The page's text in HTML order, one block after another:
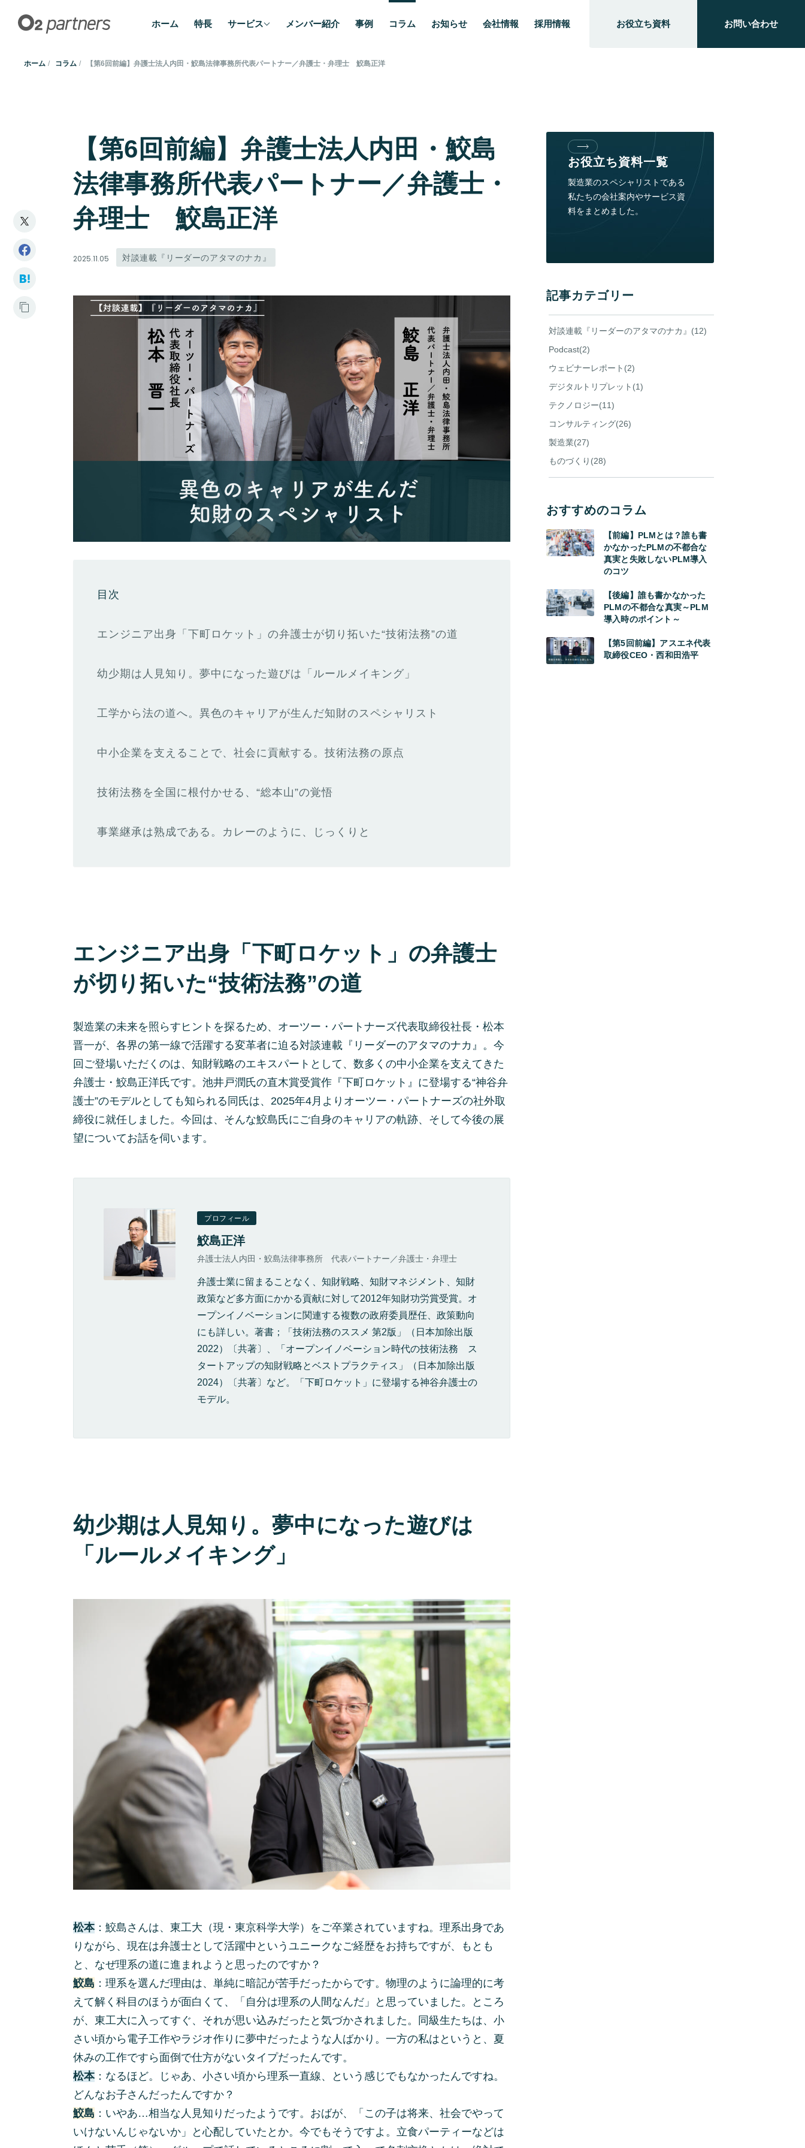
ホーム 特長 サービス メンバー紹介 事例 コラム お知らせ 会社情報 採用情報 お役立ち資料 お問い合わせ
ホーム コラム 【第6回前編】弁護士法人内田・鮫島法律事務所代表パートナー／弁護士・弁理士 鮫島正洋
【第6回前編】弁護士法人内田・鮫島
法律事務所代表パートナー／弁護士・
弁理士 鮫島正洋
2025.11.05 対談連載『リーダーのアタマのナカ』
目次
エンジニア出身「下町ロケット」の弁護士が切り拓いた“技術法務”の道
幼少期は人見知り。夢中になった遊びは「ルールメイキング」
工学から法の道へ。異色のキャリアが生んだ知財のスペシャリスト
中小企業を支えることで、社会に貢献する。技術法務の原点
技術法務を全国に根付かせる、“総本山”の覚悟
事業継承は熟成である。カレーのように、じっくりと
エンジニア出身「下町ロケット」の弁護士
が切り拓いた“技術法務”の道
製造業の未来を照らすヒントを探るため、オーツー・パートナーズ代表取締役社長・松本
晋一が、各界の第一線で活躍する変革者に迫る対談連載『リーダーのアタマのナカ』。今
回ご登場いただくのは、知財戦略のエキスパートとして、数多くの中小企業を支えてきた
弁護士・鮫島正洋氏です。池井戸潤氏の直木賞受賞作『下町ロケット』に登場する“神谷弁
護士”のモデルとしても知られる同氏は、2025年4月よりオーツー・パートナーズの社外取
締役に就任しました。今回は、そんな鮫島氏にご自身のキャリアの軌跡、そして今後の展
望についてお話を伺います。
プロフィール
鮫島正洋
弁護士法人内田・鮫島法律事務所 代表パートナー／弁護士・弁理士
弁護士業に留まることなく、知財戦略、知財マネジメント、知財
政策など多方面にかかる貢献に対して2012年知財功労賞受賞。オ
ープンイノベーションに関連する複数の政府委員歴任、政策動向
にも詳しい。著書；「技術法務のススメ 第2版」（日本加除出版
2022）〔共著〕、「オープンイノベーション時代の技術法務 ス
タートアップの知財戦略とベストプラクティス」（日本加除出版
2024）〔共著〕など。「下町ロケット」に登場する神谷弁護士の
モデル。
幼少期は人見知り。夢中になった遊びは
「ルールメイキング」
松本：鮫島さんは、東工大（現・東京科学大学）をご卒業されていますね。理系出身であ
りながら、現在は弁護士として活躍中というユニークなご経歴をお持ちですが、もとも
と、なぜ理系の道に進まれようと思ったのですか？
鮫島 ：理系を選んだ理由は、単純に暗記が苦手だったからです。物理のように論理的に考
えて解く科目のほうが面白くて、「自分は理系の人間なんだ」と思っていました。ところ
が、東工大に入ってすぐ、それが思い込みだったと気づかされました。同級生たちは、小
さい頃から電子工作やラジオ作りに夢中だったような人ばかり。一方の私はというと、夏
休みの工作ですら面倒で仕方がないタイプだったんです。
松本：なるほど。じゃあ、小さい頃から理系一直線、という感じでもなかったんですね。
どんなお子さんだったんですか？
鮫島 ：いやあ…相当な人見知りだったようです。おばが、「この子は将来、社会でやって
いけないんじゃないか」と心配していたとか。今でもそうですよ。立食パーティーなどは
お役立ち資料一覧
製造業のスペシャリストである
私たちの会社案内やサービス資
料をまとめました。
記事カテゴリー
対談連載『リーダーのアタマのナカ』(12)
Podcast(2)
ウェビナーレポート(2)
デジタルトリプレット(1)
テクノロジー(11)
コンサルティング(26)
製造業(27)
ものづくり(28)
おすすめのコラム
【前編】PLMとは？誰も書
かなかったPLMの不都合な
真実と失敗しないPLM導入
のコツ
【後編】誰も書かなかった
PLMの不都合な真実～PLM
導入時のポイント～
【第5回前編】アスエネ代表
取締役CEO・西和田浩平